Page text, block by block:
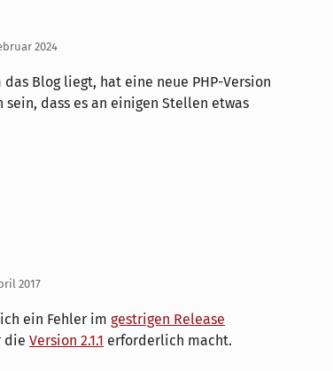
2024
das Blog liegt, hat eine neue PHP-Version
sein, dass es an einigen Stellen etwas
2017
ein Fehler im gestrigen Release
die Version 2.1.1 erforderlich macht.